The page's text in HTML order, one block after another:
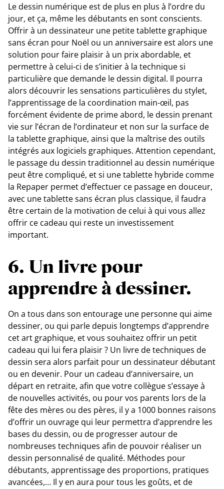
Le dessin numérique est de plus en plus à l’ordre du
jour, et ça, même les débutants en sont conscients.
Offrir à un dessinateur une petite tablette graphique
sans écran pour Noël ou un anniversaire est alors une
solution pour faire plaisir à un prix abordable, et
permettre à celui-ci de s’initier à la technique si
particulière que demande le dessin digital. Il pourra
alors découvrir les sensations particulières du stylet,
l’apprentissage de la coordination main-œil, pas
forcément évidente de prime abord, le dessin prenant
vie sur l’écran de l’ordinateur et non sur la surface de
la tablette graphique, ainsi que la maîtrise des outils
intégrés aux logiciels graphiques. Attention cependant,
le passage du dessin traditionnel au dessin numérique
peut être compliqué, et si une tablette hybride comme
la Repaper permet d’effectuer ce passage en douceur,
avec une tablette sans écran plus classique, il faudra
être certain de la motivation de celui à qui vous allez
offrir ce cadeau qui reste un investissement
important.
6. Un livre pour
apprendre à dessiner.
On a tous dans son entourage une personne qui aime
dessiner, ou qui parle depuis longtemps d’apprendre
cet art graphique, et vous souhaitez offrir un petit
cadeau qui lui fera plaisir ? Un livre de techniques de
dessin sera alors parfait pour un dessinateur débutant
ou en devenir. Pour un cadeau d’anniversaire, un
départ en retraite, afin que votre collègue s’essaye à
de nouvelles activités, ou pour vos parents lors de la
fête des mères ou des pères, il y a 1000 bonnes raisons
d’offrir un ouvrage qui leur permettra d’apprendre les
bases du dessin, ou de progresser autour de
nombreuses techniques afin de pouvoir réaliser un
dessin personnalisé de qualité. Méthodes pour
débutants, apprentissage des proportions, pratiques
avancées,… Il y en aura pour tous les goûts, et de